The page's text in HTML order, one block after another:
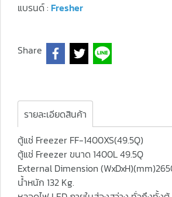
แบรนด์ : Fresher
Share
รายละเอียดสินค้า
ตู้แช่ Freezer FF-1400XS(49.5Q)
ตู้แช่ Freezer ขนาด 1400L 49.5Q
External Dimension
น้ำหนัก 132 Kg.